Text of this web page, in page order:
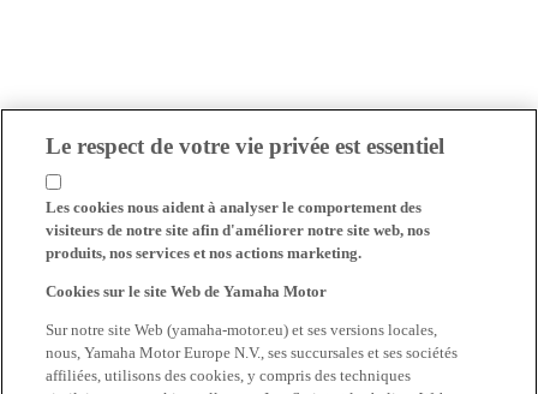
Le respect de votre vie privée est essentiel
Les cookies nous aident à analyser le comportement des
visiteurs de notre site afin d'améliorer notre site web, nos
produits, nos services et nos actions marketing.
Cookies sur le site Web de Yamaha Motor
Sur notre site Web (yamaha-motor.eu) et ses versions locales,
nous, Yamaha Motor Europe N.V., ses succursales et ses sociétés
affiliées, utilisons des cookies, y compris des techniques